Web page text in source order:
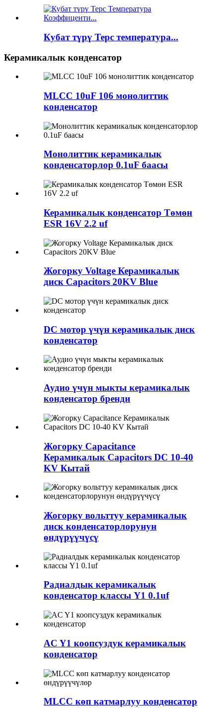
Кубат түрү Терс температура...
Керамикалык конденсатор
MLCC 10uF 106 монолиттик
конденсатор
Монолиттик керамикалык
конденсаторлор 0.1uF баасы
Керамикалык конденсатор Төмөн
ESR 16V 2.2 uf
Жогорку Voltage Керамикалык
диск Capacitors 20KV Blue
DC мотор үчүн керамикалык диск
конденсатор
Аудио үчүн мыкты керамикалык
конденсатор бренди
Жогорку Capacitance
Керамикалык Capacitors DC 10-40
KV Кытай
Жогорку вольттуу керамикалык
диск конденсаторлорунун
өндүрүүчүсү
Радиалдык керамикалык
конденсатор классы Y1 0.1uf
AC Y1 коопсуздук керамикалык
конденсатор
MLCC көп катмарлуу конденсатор